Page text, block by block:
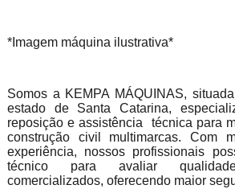
*Imagem máquina ilustrativa*
Somos a KEMPA MÁQUINAS,
estado de Santa Catarina,
reposição e assistência técnica para
construção civil multimarcas. Com
experiência, nossos profissionais
técnico para avaliar
comercializados, oferecendo maior